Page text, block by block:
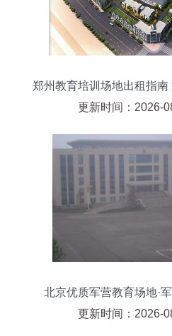
郑州教育培训场地出租指
地
更新时间：2026-
北京优质军营教育场地·
更新时间：2026-